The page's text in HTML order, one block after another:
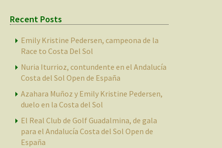
Recent Posts
Emily Kristine Pedersen, campeona de la
Race to Costa Del Sol
Nuria Iturrioz, contundente en el Andalucía
Costa del Sol Open de España
Azahara Muñoz y Emily Kristine Pedersen,
duelo en la Costa del Sol
El Real Club de Golf Guadalmina, de gala
para el Andalucía Costa del Sol Open de
España